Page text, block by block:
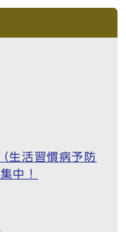
生活習慣病予防
中！